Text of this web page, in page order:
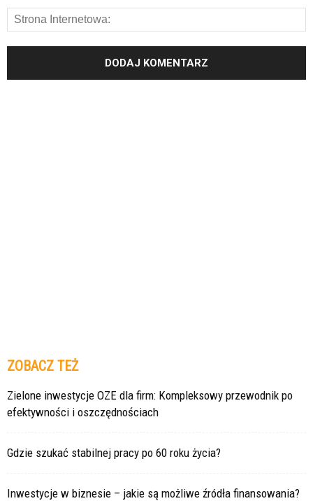
ZOBACZ TEŻ
Zielone inwestycje OZE dla firm: Kompleksowy przewodnik po
efektywności i oszczędnościach
Gdzie szukać stabilnej pracy po 60 roku życia?
Inwestycje w biznesie – jakie są możliwe źródła finansowania?